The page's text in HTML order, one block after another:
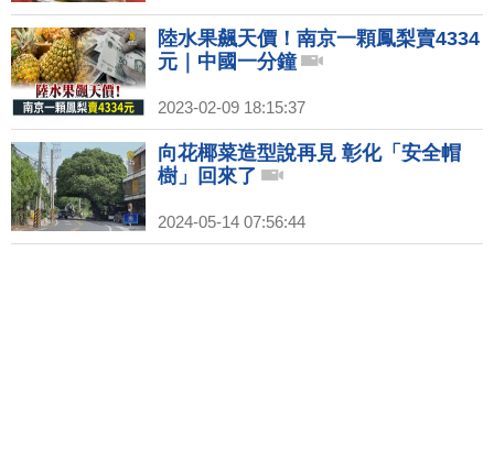
陸水果飆天價！南京一顆鳳梨賣4334
元｜中國一分鐘
2023-02-09 18:15:37
向花椰菜造型說再見 彰化「安全帽
樹」回來了
2024-05-14 07:56:44